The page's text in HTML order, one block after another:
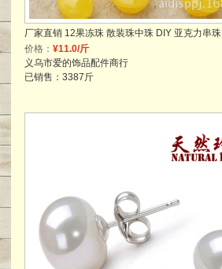
厂家直销 12果冻珠 散装珠中珠 DIY 亚克力串珠
价格： ¥11.0/斤
义乌市爱的饰品配件商行
已销售：3387斤